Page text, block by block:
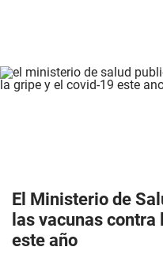
El Ministerio de
las vacunas
este año